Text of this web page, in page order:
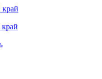
край